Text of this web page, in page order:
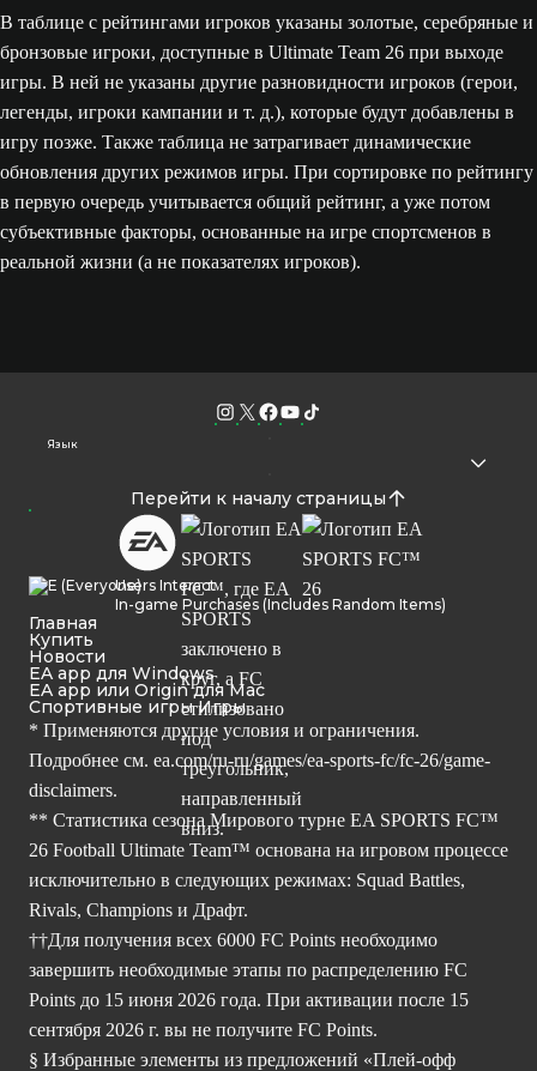
В таблице с рейтингами игроков указаны золотые, серебряные и
бронзовые игроки, доступные в Ultimate Team 26 при выходе
игры. В ней не указаны другие разновидности игроков (герои,
легенды, игроки кампании и т. д.), которые будут добавлены в
игру позже. Также таблица не затрагивает динамические
обновления других режимов игры. При сортировке по рейтингу
в первую очередь учитывается общий рейтинг, а уже потом
субъективные факторы, основанные на игре спортсменов в
реальной жизни (а не показателях игроков).
Язык
Перейти к началу страницы
Users Interact
In-game Purchases (Includes Random Items)
Главная
Купить
Новости
EA app для Windows
EA app или Origin для Mac
Спортивные игры Игры
* Применяются другие условия и ограничения.
Подробнее см. ea.com/ru-ru/games/ea-sports-fc/fc-26/game-
disclaimers.
** Статистика сезона Мирового турне EA SPORTS FC™
26 Football Ultimate Team™ основана на игровом процессе
исключительно в следующих режимах: Squad Battles,
Rivals, Champions и Драфт.
††Для получения всех 6000 FC Points необходимо
завершить необходимые этапы по распределению FC
Points до 15 июня 2026 года. При активации после 15
сентября 2026 г. вы не получите FC Points.
§ Избранные элементы из предложений «Плей-офф